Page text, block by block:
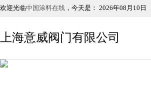
欢迎光临中国涂料在线 ，今天是： 2026年08月10日
上海意威阀门有限公司